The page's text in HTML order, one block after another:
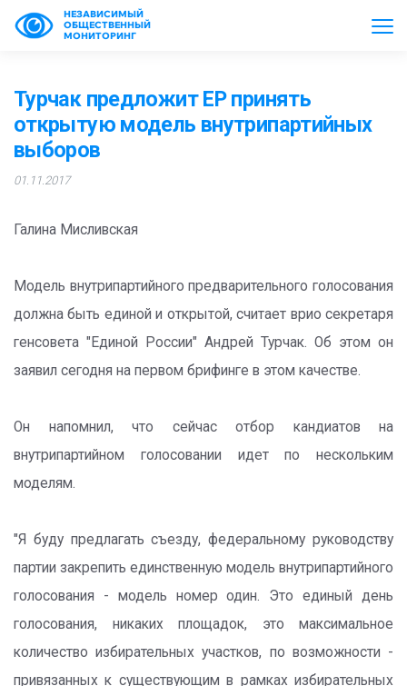
НЕЗАВИСИМЫЙ
ОБЩЕСТВЕННЫЙ
МОНИТОРИНГ
Турчак предложит ЕР принять
открытую модель внутрипартийных
выборов
01.11.2017
Галина Мисливская
Модель внутрипартийного предварительного голосования
должна быть единой и открытой, считает врио секретаря
генсовета "Единой России" Андрей Турчак. Об этом он
заявил сегодня на первом брифинге в этом качестве.
Он напомнил, что сейчас отбор кандиатов на
внутрипартийном голосовании идет по нескольким
моделям.
"Я буду предлагать съезду, федеральному руководству
партии закрепить единственную модель внутрипартийного
голосования - модель номер один. Это единый день
голосования, никаких площадок, это максимальное
количество избирательных участков, по возможности -
привязанных к существующим в рамках избирательных